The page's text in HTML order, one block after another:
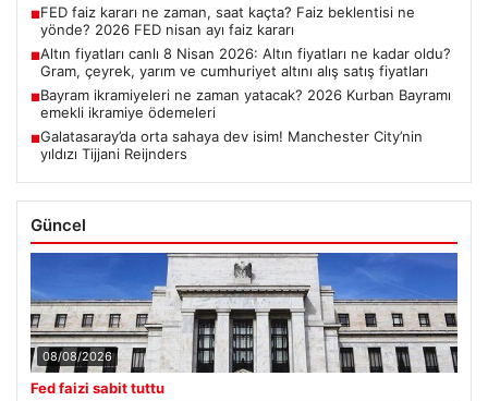
■FED faiz kararı ne zaman, saat kaçta? Faiz beklentisi ne
yönde? 2026 FED nisan ayı faiz kararı
■Altın fiyatları canlı 8 Nisan 2026: Altın fiyatları ne kadar oldu?
Gram, çeyrek, yarım ve cumhuriyet altını alış satış fiyatları
■Bayram ikramiyeleri ne zaman yatacak? 2026 Kurban Bayramı
emekli ikramiye ödemeleri
■Galatasaray’da orta sahaya dev isim! Manchester City’nin
yıldızı Tijjani Reijnders
Güncel
08/08/2026
Fed faizi sabit tuttu